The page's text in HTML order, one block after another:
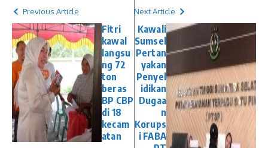
Previous Article
Fitri
kawal
langsu
ng 72
ton
beras
BP CBP
di 18
kecam
atan
Next Article
Kawali
Sumsel
Pertan
yakan
Penyel
idikan
Dugaa
n
Korups
i FABA